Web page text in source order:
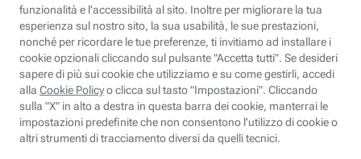
Fastweb Digital Academy
STEP FuturAbility District
Insieme, siamo futuro